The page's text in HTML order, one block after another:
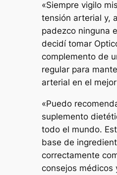
«Siempre vigilo
tensión arterial y,
padezco ninguna
decidí tomar
complemento de
regular para
arterial en el
«Puedo
suplemento
todo el mundo.
base de
correctamente
consejos médicos